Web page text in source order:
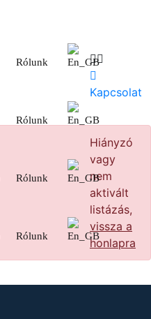
Rólunk
Rólunk
Rólunk
Rólunk
Kapcsolat
Hiányzó
vagy
nem
aktivált
listázás,
vissza a
honlapra